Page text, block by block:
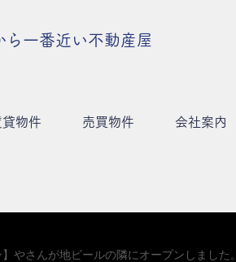
ら一番近い不動産屋
貸物件 売買物件 会社案内
やさんが地ビールの隣にオープンしました。